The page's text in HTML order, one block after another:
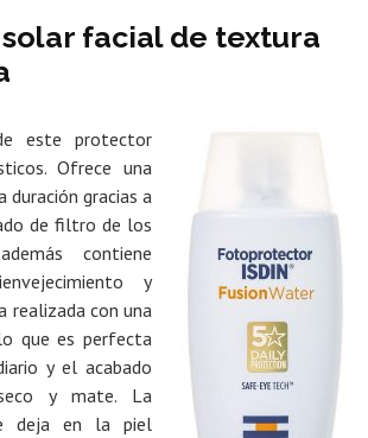
facial de textura
este protector
Ofrece una
duración gracias a
de filtro de los
contiene
y
realizada con una
que es perfecta
y el acabado
y mate. La
deja en la piel